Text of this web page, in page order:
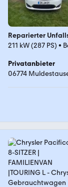
Reparierter
211 kW (287 PS) •
Privatanbieter
06774